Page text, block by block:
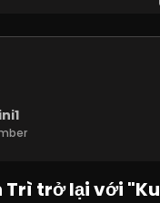
Trì trở lại với